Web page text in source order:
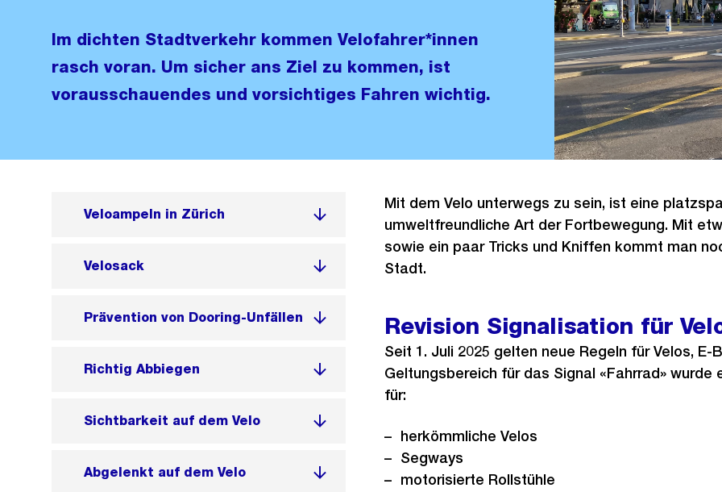
Im dichten Stadtverkehr kommen Velofahrer*innen
rasch voran. Um sicher ans Ziel zu kommen, ist
vorausschauendes und vorsichtiges Fahren wichtig.
Veloampeln in Zürich
Velosack
Prävention von Dooring-Unfällen
Richtig Abbiegen
Sichtbarkeit auf dem Velo
Abgelenkt auf dem Velo
Mit dem Velo unterwegs zu sein, ist eine
umweltfreundliche Art der Fortbewegung. Mit
sowie ein paar Tricks und Kniffen kommt man
Stadt.
Revision Signalisation für
Seit 1. Juli 2025 gelten neue Regeln für Velos, E-
Geltungsbereich für das Signal «Fahrrad» wurde
für:
herkömmliche Velos
Segways
motorisierte Rollstühle